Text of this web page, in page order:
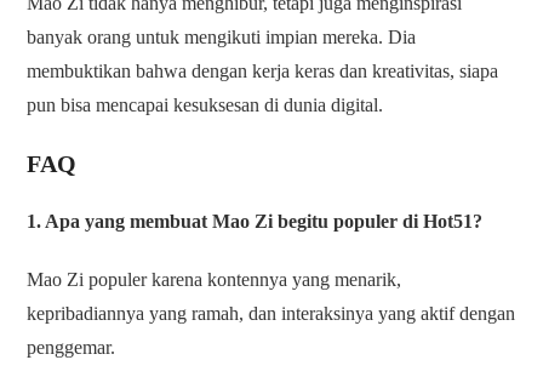
banyak orang untuk mengikuti impian mereka. Dia
membuktikan bahwa dengan kerja keras dan kreativitas, siapa
pun bisa mencapai kesuksesan di dunia digital.
FAQ
1. Apa yang membuat Mao Zi begitu populer di Hot51?
Mao Zi populer karena kontennya yang menarik,
kepribadiannya yang ramah, dan interaksinya yang aktif dengan
penggemar.